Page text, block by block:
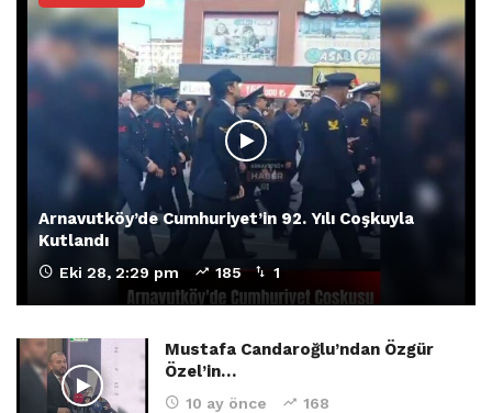
Arnavutköy’de Cumhuriyet’in 92. Yılı Coşkuyla
Kutlandı
Eki 28, 2:29 pm 185 1
Mustafa Candaroğlu’ndan Özgür
Özel’in…
10 ay önce 168